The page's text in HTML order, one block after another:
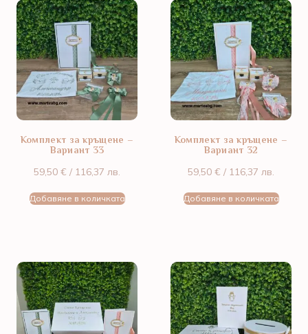
Комплект за кръщене –
Вариант 33
59,50 € / 116,37 лв.
Добавяне в количката
Комплект за кръщене –
Вариант 32
59,50 € / 116,37 лв.
Добавяне в количката